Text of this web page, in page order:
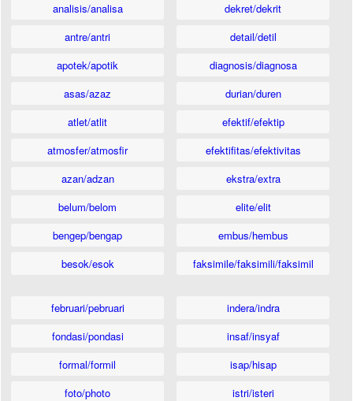
analisis/analisa
antre/antri
apotek/apotik
asas/azaz
atlet/atlit
atmosfer/atmosfir
azan/adzan
belum/belom
bengep/bengap
besok/esok
dekret/dekrit
detail/detil
diagnosis/diagnosa
durian/duren
efektif/efektip
efektifitas/efektivitas
ekstra/extra
elite/elit
embus/hembus
faksimile/faksimili/faksimil
februari/pebruari
fondasi/pondasi
formal/formil
foto/photo
indera/indra
insaf/insyaf
isap/hisap
istri/isteri